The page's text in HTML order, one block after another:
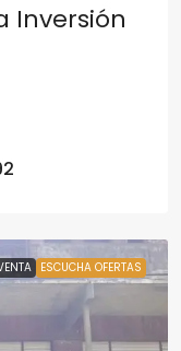
Inversión
ESCUCHA OFERTAS